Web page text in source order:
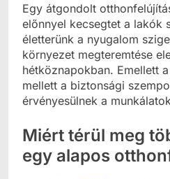
Egy átgondolt
előnnyel kecsegtet a lakók
életterünk a nyugalom
környezet megteremtése
hétköznapokban. Emellett
mellett a biztonsági
érvényesülnek a
Miért térül meg
egy alapos